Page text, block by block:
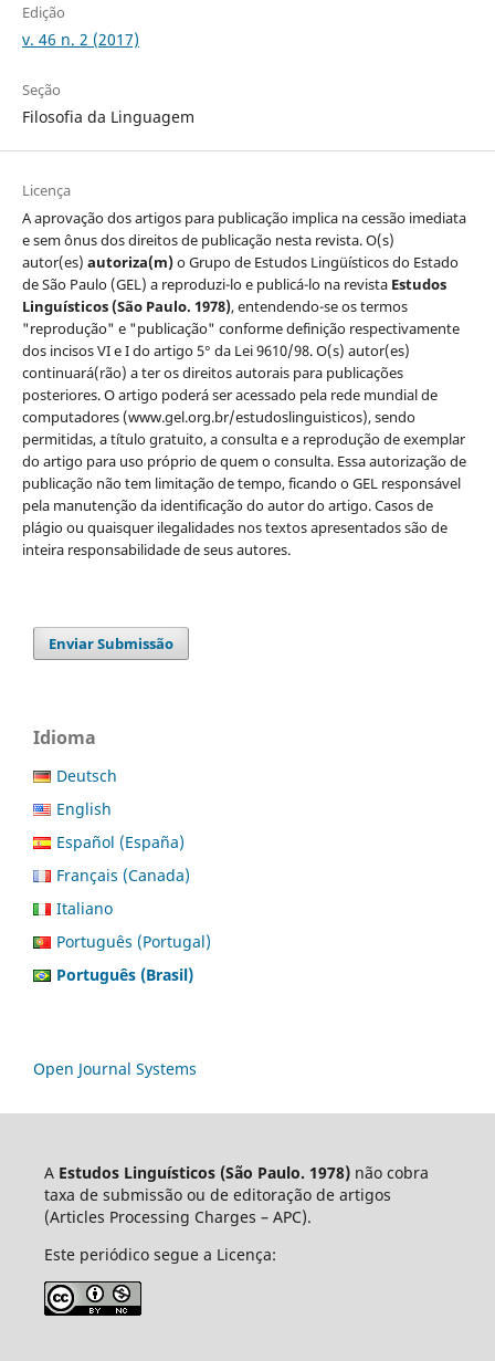
Edição
v. 46 n. 2 (2017)
Seção
Filosofia da Linguagem
Licença
A aprovação dos artigos para publicação implica na cessão imediata
e sem ônus dos direitos de publicação nesta revista. O(s)
autor(es) autoriza(m)o Grupo de Estudos Lingüísticos do Estado
de São Paulo (GEL) a reproduzi-lo e publicá-lo na revista Estudos
Linguísticos(São Paulo. 1978), entendendo-se os termos
"reprodução" e "publicação" conforme definição respectivamente
dos incisos VI e I do artigo 5° da Lei 9610/98. O(s) autor(es)
continuará(rão) a ter os direitos autorais para publicações
posteriores. O artigo poderá ser acessado pela rede mundial de
computadores (www.gel.org.br/estudoslinguisticos), sendo
permitidas, a título gratuito, a consulta e a reprodução de exemplar
do artigo para uso próprio de quem o consulta. Essa autorização de
publicação não tem limitação de tempo, ficando o GEL responsável
pela manutenção da identificação do autor do artigo. Casos de
plágio ou quaisquer ilegalidades nos textos apresentados são de
inteira responsabilidade de seus autores.
Enviar Submissão
Idioma
Deutsch
English
Español (España)
Français (Canada)
Italiano
Português (Portugal)
Português (Brasil)
Open Journal Systems
A Estudos Linguísticos (São Paulo. 1978)não cobra
taxa de submissão ou de editoração de artigos
(Articles Processing Charges – APC).
Este periódico segue a Licença: